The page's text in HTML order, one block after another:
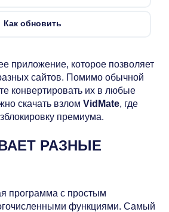
Как обновить
приложение, которое позволяет
сайтов. Помимо обычной
конвертировать их в любые
скачать взлом VidMate, где
премиума.
РАЗНЫЕ
программа с простым
функциями. Самый